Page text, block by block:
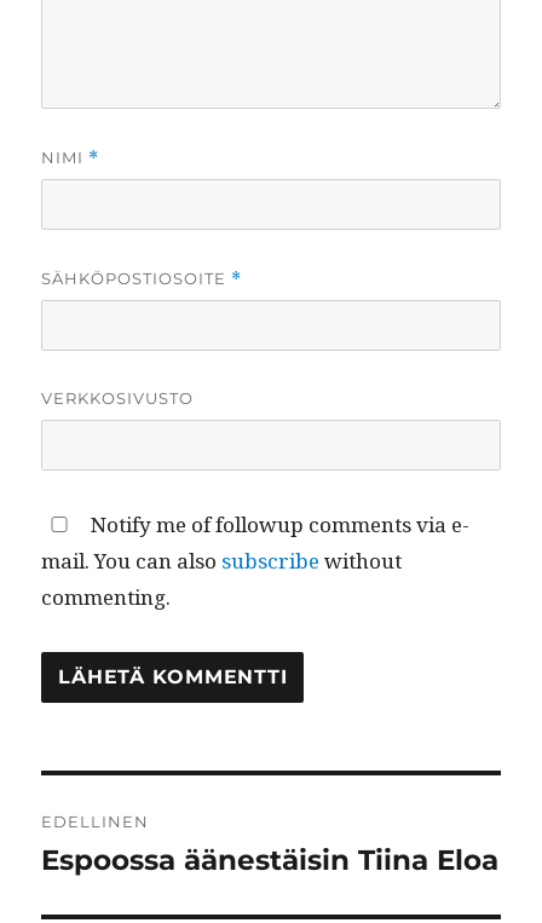
NIMI *
SÄHKÖPOSTIOSOITE *
VERKKOSIVUSTO
Notify me of followup comments via e-
mail. You can also subscribe without
commenting.
selaus
EDELLINEN
Edellinen
Espoossa äänestäisin Tiina Eloa